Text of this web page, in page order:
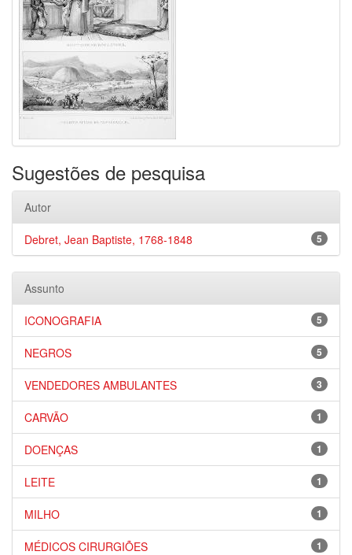
Sugestões de pesquisa
Autor
5
Debret, Jean Baptiste, 1768-1848
Assunto
5
ICONOGRAFIA
5
NEGROS
3
VENDEDORES AMBULANTES
1
CARVÃO
1
DOENÇAS
1
LEITE
1
MILHO
1
MÉDICOS CIRURGIÕES